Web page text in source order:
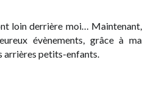
loin derrière moi… Maintenant,
évènements, grâce à ma
arrières petits-enfants.